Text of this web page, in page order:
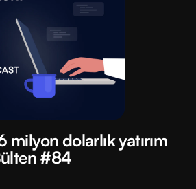
milyon dolarlık yatırım
#84